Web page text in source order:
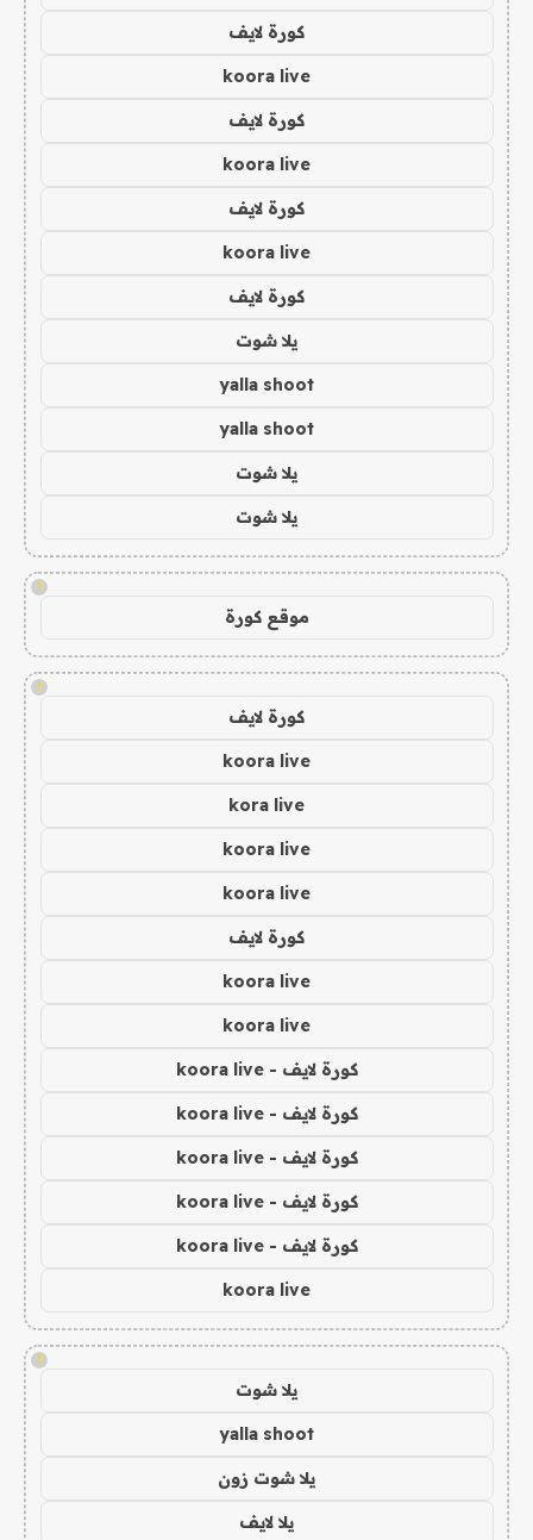
كورة لايف
koora live
كورة لايف
koora live
كورة لايف
koora live
كورة لايف
يلا شوت
yalla shoot
yalla shoot
يلا شوت
يلا شوت
!
موقع كورة
!
كورة لايف
koora live
kora live
koora live
koora live
كورة لايف
koora live
koora live
كورة لايف - koora live
كورة لايف - koora live
كورة لايف - koora live
كورة لايف - koora live
كورة لايف - koora live
koora live
!
يلا شوت
yalla shoot
يلا شوت زون
يلا لايف